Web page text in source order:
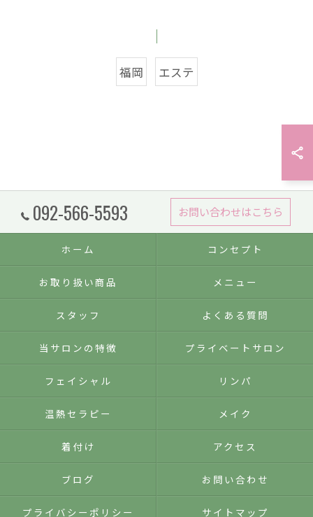
福岡 エステ
092-566-5593 お問い合わせはこちら
ホーム コンセプト
お取り扱い商品 メニュー
スタッフ よくある質問
当サロンの特徴 プライベートサロン
フェイシャル リンパ
温熱セラピー メイク
着付け アクセス
ブログ お問い合わせ
プライバシーポリシー サイトマップ